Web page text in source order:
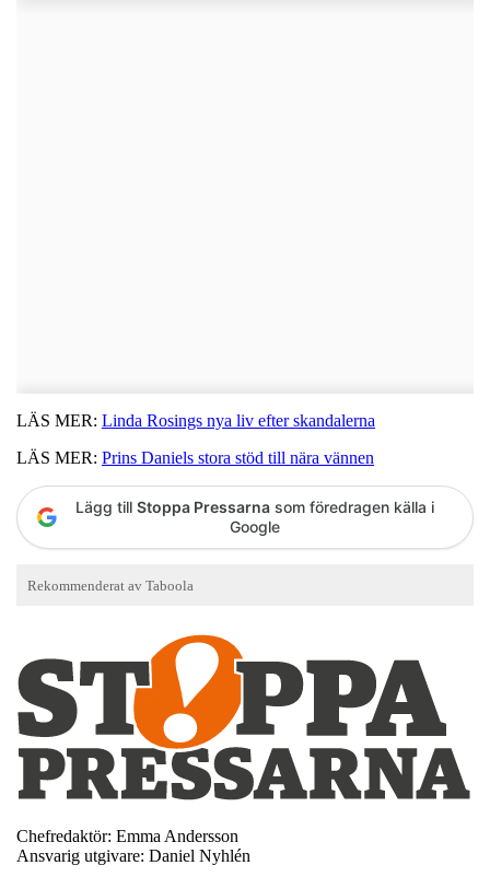
LÄS MER: Linda Rosings nya liv efter skandalerna
LÄS MER: Prins Daniels stora stöd till nära vännen
Lägg till Stoppa Pressarna som föredragen källa i
Google
Chefredaktör: Emma Andersson
Ansvarig utgivare: Daniel Nyhlén